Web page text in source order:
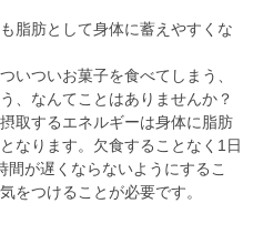
脂肪として身体に蓄えやすくな
いついお菓子を食べてしまう、
、なんてことはありませんか？
取するエネルギーは身体に脂肪
なります。欠食することなく1日
が遅くならないようにするこ
をつけることが必要です。